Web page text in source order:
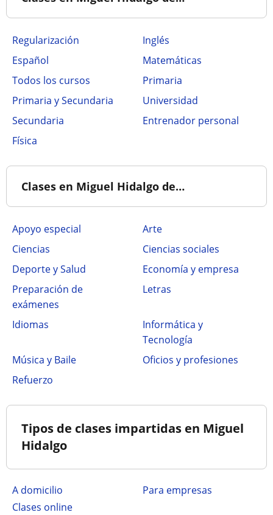
Regularización
Inglés
Español
Matemáticas
Todos los cursos
Primaria
Primaria y Secundaria
Universidad
Secundaria
Entrenador personal
Física
Clases en Miguel Hidalgo de…
Apoyo especial
Arte
Ciencias
Ciencias sociales
Deporte y Salud
Economía y empresa
Preparación de
exámenes
Letras
Idiomas
Informática y
Tecnología
Música y Baile
Oficios y profesiones
Refuerzo
Tipos de clases impartidas en Miguel
Hidalgo
a domicilio
para empresas
clases online